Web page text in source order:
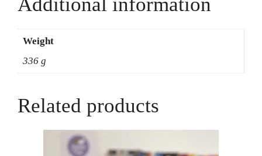
Weight
336 g
Related products